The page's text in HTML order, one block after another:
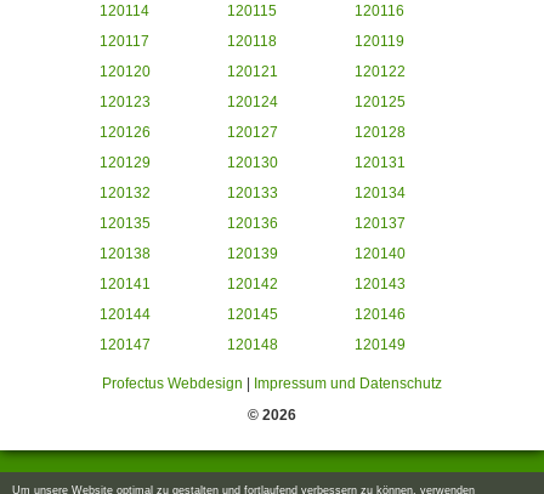
120114
120115
120116
120117
120118
120119
120120
120121
120122
120123
120124
120125
120126
120127
120128
120129
120130
120131
120132
120133
120134
120135
120136
120137
120138
120139
120140
120141
120142
120143
120144
120145
120146
120147
120148 120149
Profectus Webdesign
Impressum und Datenschutz
© 2026
Um unsere Website optimal zu gestalten und fortlaufend verbessern zu können, verwenden